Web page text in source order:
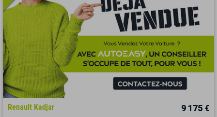
Renault Kadjar 9 175 €